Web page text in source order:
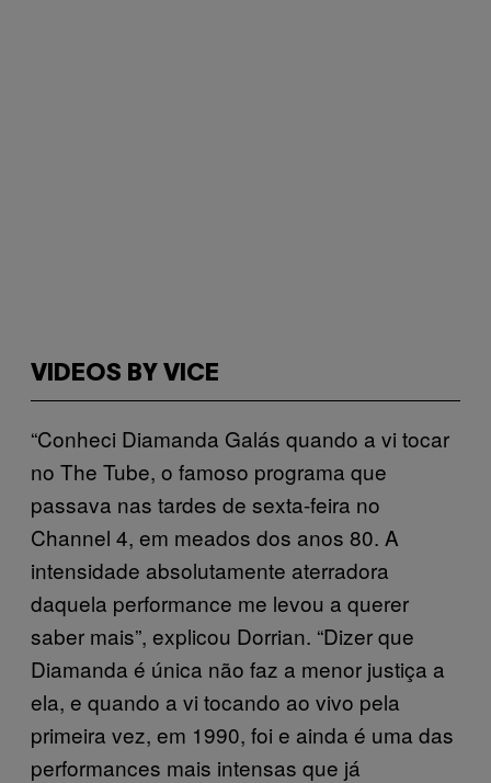
VIDEOS BY VICE
“Conheci Diamanda Galás quando a vi tocar
no The Tube, o famoso programa que
passava nas tardes de sexta-feira no
Channel 4, em meados dos anos 80. A
intensidade absolutamente aterradora
daquela performance me levou a querer
saber mais”, explicou Dorrian. “Dizer que
Diamanda é única não faz a menor justiça a
ela, e quando a vi tocando ao vivo pela
primeira vez, em 1990, foi e ainda é uma das
performances mais intensas que já